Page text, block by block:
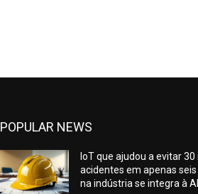
POPULAR NEWS
IoT que ajudou a evitar 30
acidentes em apenas
na indústria se integra à